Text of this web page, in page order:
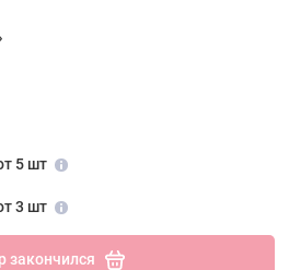
5 шт
3 шт
закончился